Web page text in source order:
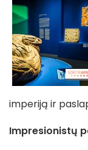
imperiją ir
Impresionistų